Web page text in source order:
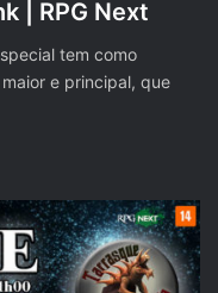
| RPG Next
tem como
e principal, que